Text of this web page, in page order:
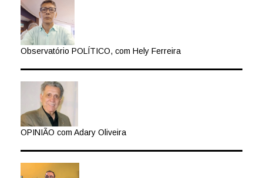
Observatório POLÍTICO, com Hely Ferreira
OPINIÃO com Adary Oliveira